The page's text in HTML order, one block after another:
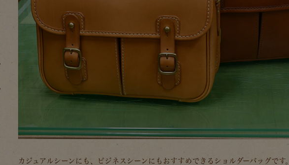
カジュアルシーンにも、ビジネスシーンにもおすすめできるショルダーバッグです。